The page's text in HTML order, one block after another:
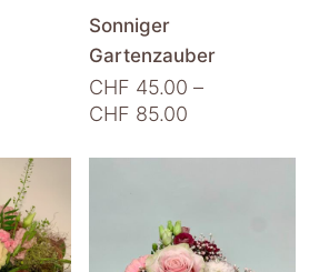
95.00
Sonniger
Gartenzauber
CHF 45.00 –
CHF 85.00Preisspanne:
bis
Varianten